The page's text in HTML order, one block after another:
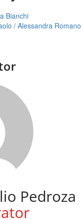
Bianchi
/ Alessandra Romano
Pedroza